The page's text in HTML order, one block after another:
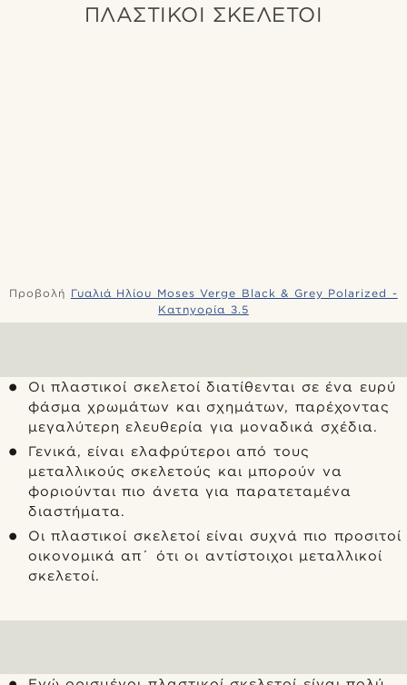
ΠΛΑΣΤΙΚΟΊ ΣΚΕΛΕΤΟΊ
Προβολή Γυαλιά Ηλίου Moses Verge Black & Grey Polarized -
Κατηγορία 3.5
Οι πλαστικοί σκελετοί διατίθενται σε ένα ευρύ
φάσμα χρωμάτων και σχημάτων, παρέχοντας
μεγαλύτερη ελευθερία για μοναδικά σχέδια.
Γενικά, είναι ελαφρύτεροι από τους
μεταλλικούς σκελετούς και μπορούν να
φοριούνται πιο άνετα για παρατεταμένα
διαστήματα.
Οι πλαστικοί σκελετοί είναι συχνά πιο προσιτοί
οικονομικά απ΄ ότι οι αντίστοιχοι μεταλλικοί
σκελετοί.